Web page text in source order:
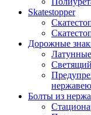
Skatestopper
Дорожные
Болты из